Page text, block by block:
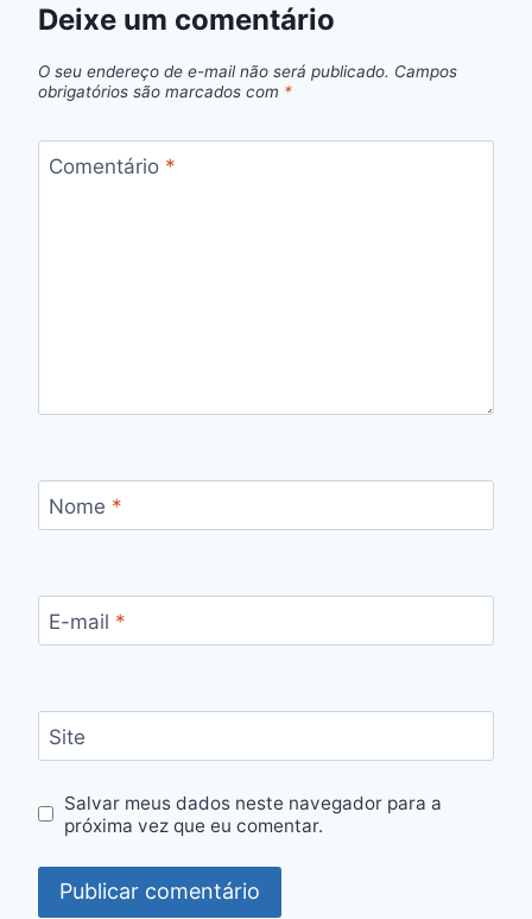
Deixe um comentário
O seu endereço de e-mail não será publicado. Campos
obrigatórios são marcados com *
Comentário *
Nome *
E-mail *
Site
Salvar meus dados neste navegador para a
próxima vez que eu comentar.